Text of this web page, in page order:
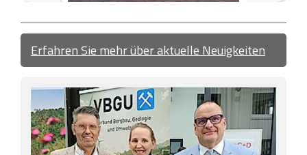
Erfahren Sie mehr über aktuelle Neuigkeiten